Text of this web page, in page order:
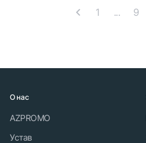
1 ... 9
О нас
AZPROMO
Устав